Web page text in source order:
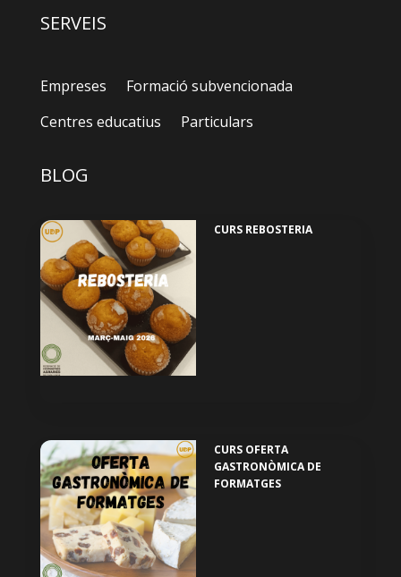
SERVEIS
Empreses
Formació subvencionada
Centres educatius
Particulars
BLOG
CURS REBOSTERIA
CURS OFERTA
GASTRONÒMICA DE
FORMATGES